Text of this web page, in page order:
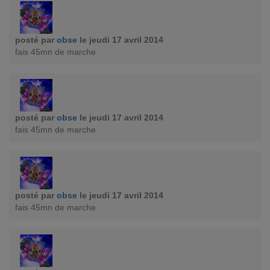
posté par obse le jeudi 17 avril 2014
fais 45mn de marche
posté par obse le jeudi 17 avril 2014
fais 45mn de marche
posté par obse le jeudi 17 avril 2014
fais 45mn de marche